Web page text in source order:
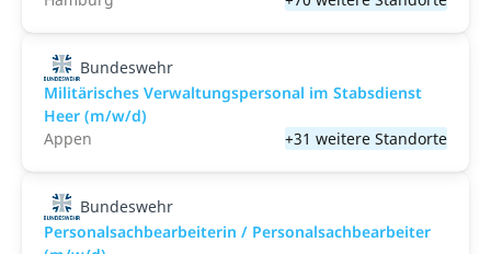
Bundeswehr
Militärisches Verwaltungspersonal im Stabsdienst
Heer (m/w/d)
Appen
+31 weitere Standorte
Bundeswehr
Personalsachbearbeiterin / Personalsachbearbeiter